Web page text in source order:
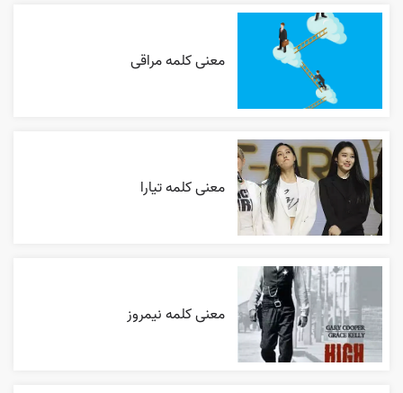
معنی کلمه مراقی
معنی کلمه تیارا
معنی کلمه نیمروز